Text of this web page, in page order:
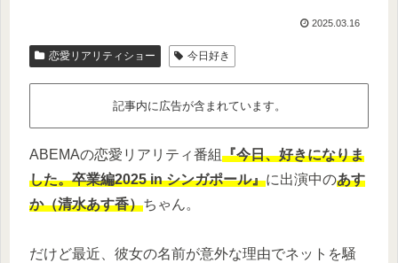
2025.03.16
恋愛リアリティショー 今日好き
記事内に広告が含まれています。
ABEMAの恋愛リアリティ番組『今日、好きになりま
した。卒業編2025 in シンガポール』に出演中のあす
か（清水あす香）ちゃん。
だけど最近、彼女の名前が意外な理由でネットを騒